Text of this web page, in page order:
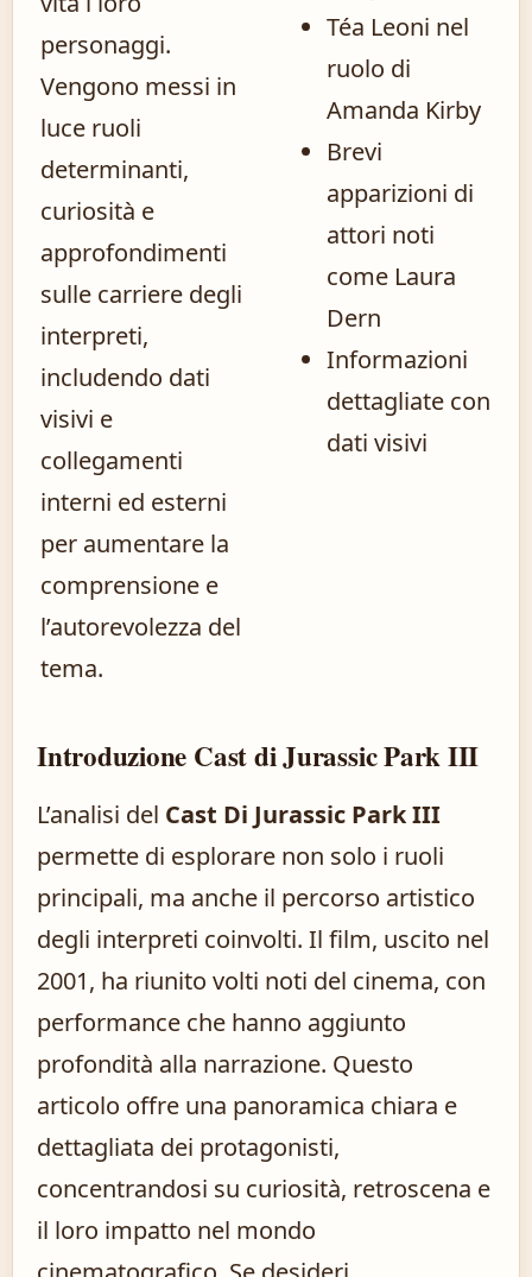
personaggi.
Vengono messi in
luce ruoli
determinanti,
curiosità e
approfondimenti
sulle carriere degli
interpreti,
includendo dati
visivi e
collegamenti
interni ed esterni
per aumentare la
comprensione e
l’autorevolezza del
tema.
Téa Leoni nel
ruolo di
Amanda Kirby
Brevi
apparizioni di
attori noti
come Laura
Dern
Informazioni
dettagliate con
dati visivi
Introduzione Cast di Jurassic Park III
L’analisi del Cast Di Jurassic Park III
permette di esplorare non solo i ruoli
principali, ma anche il percorso artistico
degli interpreti coinvolti. Il film, uscito nel
2001, ha riunito volti noti del cinema, con
performance che hanno aggiunto
profondità alla narrazione. Questo
articolo offre una panoramica chiara e
dettagliata dei protagonisti,
concentrandosi su curiosità, retroscena e
il loro impatto nel mondo